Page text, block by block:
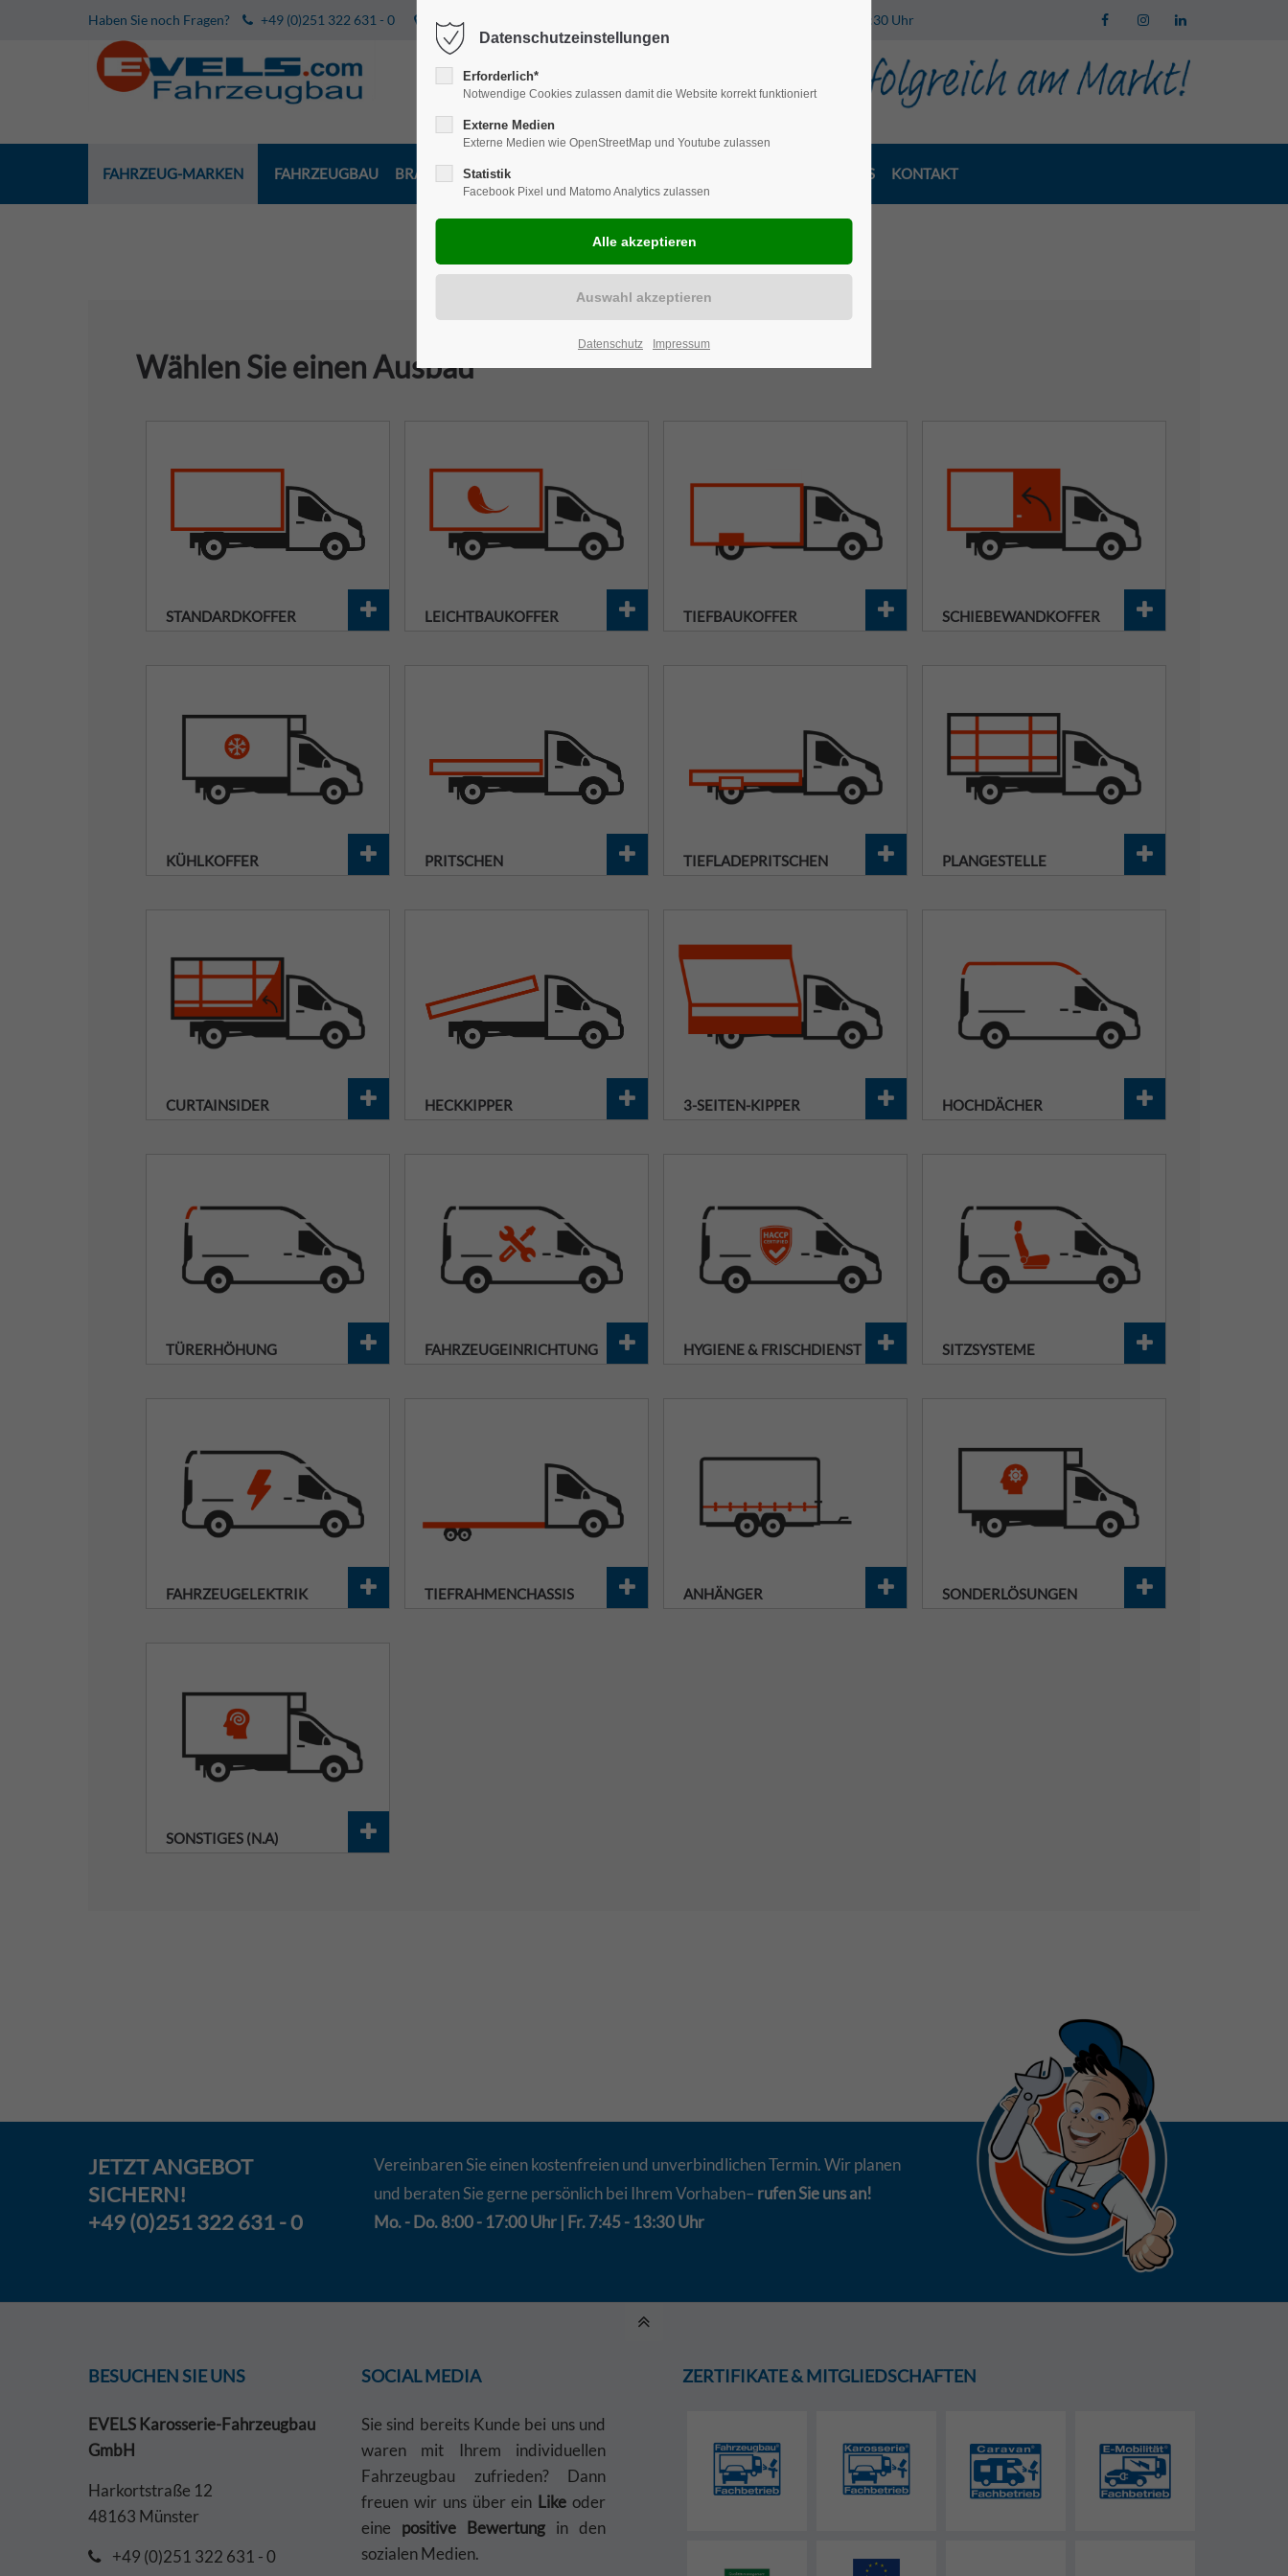
Haben Sie noch Fragen? +49 (0)251 322 631 - 0 Harkortstraße 12, 48163 Münster Mo.-Do. 8:00 - 17:00 | Fr. 7:45 - 13:30 Uhr
FAHRZEUG-MARKEN FAHRZEUGBAU BRANCHENLÖSUNGEN EVELS KONTAKT
Wählen Sie einen Ausbau
STANDARDKOFFER LEICHTBAUKOFFER TIEFBAUKOFFER SCHIEBEWANDKOFFER
KÜHLKOFFER PRITSCHEN TIEFLADEPRITSCHEN PLANGESTELLE
CURTAINSIDER HECKKIPPER 3-SEITEN-KIPPER HOCHDÄCHER
TÜRERHÖHUNG FAHRZEUGEINRICHTUNG HYGIENE & FRISCHDIENST SITZSYSTEME
FAHRZEUGELEKTRIK TIEFRAHMENCHASSIS ANHÄNGER SONDERLÖSUNGEN
SONSTIGES (N.A)
JETZTANGEBOT
SICHERN!
+49 (0)251 322 631 - 0
Vereinbaren Sie einen kostenfreien und unverbindlichen Termin. Wir planen
und beraten Sie gerne persönlich bei Ihrem Vorhaben– rufen Sie uns an!
Mo. - Do. 8:00 - 17:00 Uhr | Fr. 7:45 - 13:30 Uhr
BESUCHEN SIE UNS
EVELS Karosserie-Fahrzeugbau
GmbH
Harkortstraße 12
48163 Münster
+49 (0)251 322 631 - 0
SOCIAL MEDIA
Sie sind bereits Kunde bei uns und
waren mit Ihrem individuellen
Fahrzeugbau zufrieden? Dann
freuen wir uns über ein Like oder
eine positive Bewertung in den
sozialen Medien.
ZERTIFIKATE & MITGLIEDSCHAFTEN
Datenschutzeinstellungen
Erforderlich*
Notwendige Cookies zulassen damit die Website korrekt funktioniert
Externe Medien
Externe Medien wie OpenStreetMap und Youtube zulassen
Statistik
Facebook Pixel und Matomo Analytics zulassen
Datenschutz Impressum